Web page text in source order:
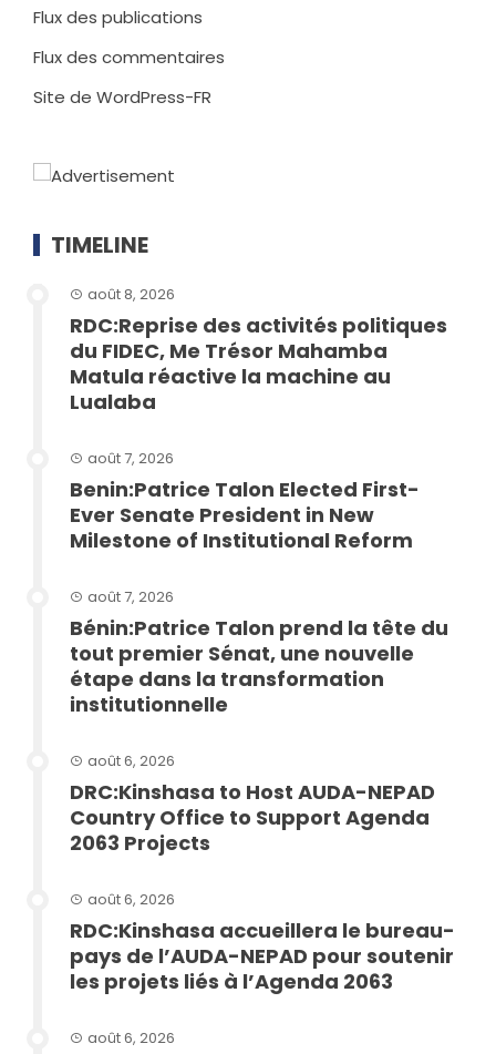
Flux des publications
Flux des commentaires
Site de WordPress-FR
TIMELINE
août 8, 2026
RDC:Reprise des activités politiques
du FIDEC, Me Trésor Mahamba
Matula réactive la machine au
Lualaba
août 7, 2026
Benin:Patrice Talon Elected First-
Ever Senate President in New
Milestone of Institutional Reform
août 7, 2026
Bénin:Patrice Talon prend la tête du
tout premier Sénat, une nouvelle
étape dans la transformation
institutionnelle
août 6, 2026
DRC:Kinshasa to Host AUDA-NEPAD
Country Office to Support Agenda
2063 Projects
août 6, 2026
RDC:Kinshasa accueillera le bureau-
pays de l’AUDA-NEPAD pour soutenir
les projets liés à l’Agenda 2063
août 6, 2026